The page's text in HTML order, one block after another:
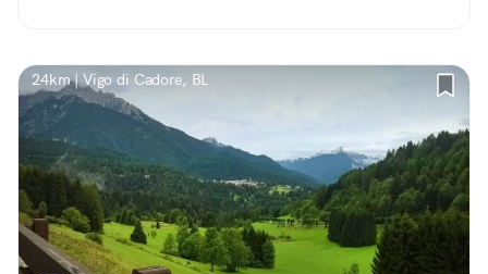
24km | Vigo di Cadore, BL